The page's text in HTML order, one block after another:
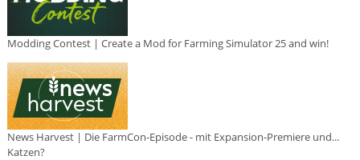
Modding Contest | Create a Mod for Farming Simulator 25 and win!
News Harvest | Die FarmCon-Episode - mit Expansion-Premiere und...
Katzen?